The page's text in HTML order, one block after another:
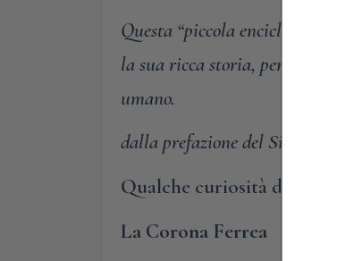
Questa “piccola
la sua ricca storia, per la
umano.
dalla prefazione del Sindaco
Qualche curiosità dal libro
La Corona Ferrea